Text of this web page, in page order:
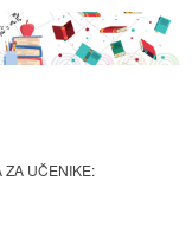
ZA UČENIKE: